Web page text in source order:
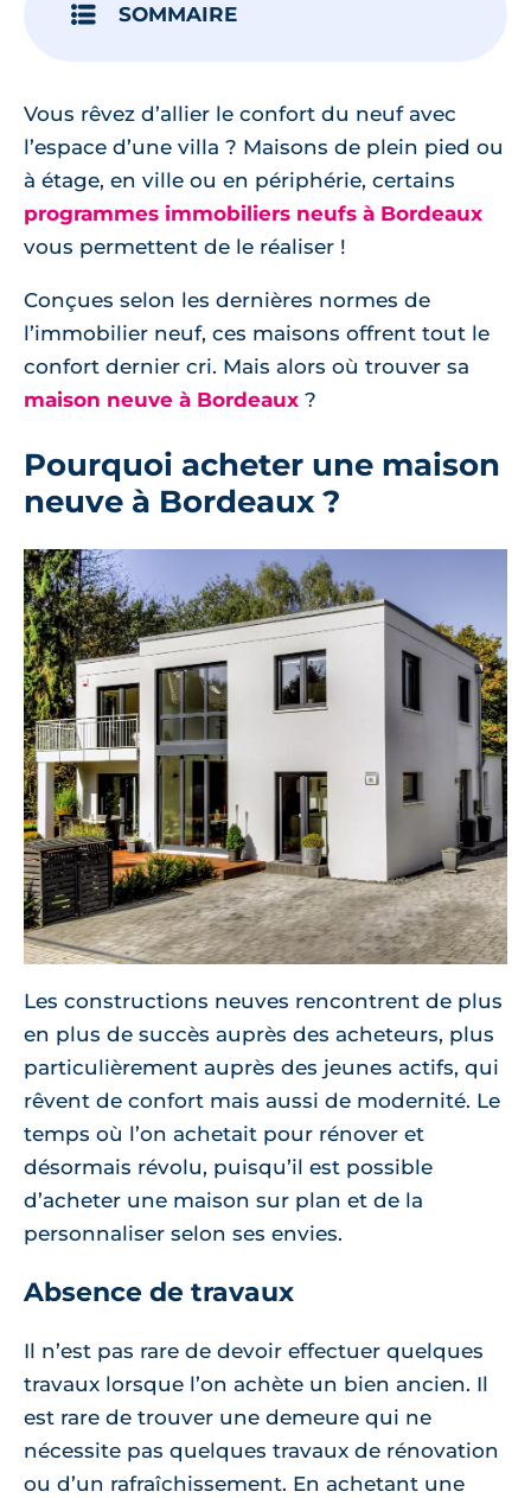
SOMMAIRE
Vous rêvez d’allier le confort du neuf avec
l’espace d’une villa ? Maisons de plein pied ou
à étage, en ville ou en périphérie, certains
programmes immobiliers neufs à Bordeaux
vous permettent de le réaliser !
Conçues selon les dernières normes de
l’immobilier neuf, ces maisons offrent tout le
confort dernier cri. Mais alors où trouver sa
maison neuve à Bordeaux ?
Pourquoi acheter une maison
neuve à Bordeaux ?
Les constructions neuves rencontrent de plus
en plus de succès auprès des acheteurs, plus
particulièrement auprès des jeunes actifs, qui
rêvent de confort mais aussi de modernité. Le
temps où l’on achetait pour rénover et
désormais révolu, puisqu’il est possible
d’acheter une maison sur plan et de la
personnaliser selon ses envies.
Absence de travaux
Il n’est pas rare de devoir effectuer quelques
travaux lorsque l’on achète un bien ancien. Il
est rare de trouver une demeure qui ne
nécessite pas quelques travaux de rénovation
ou d’un rafraîchissement. En achetant une